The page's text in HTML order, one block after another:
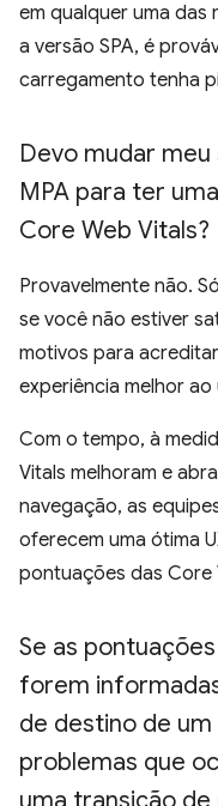
em qualquer uma das
a versão SPA, é
carregamento tenha
Devo mudar meu
MPA para ter
Core Web Vitals?
Provavelmente não.
se você não estiver
motivos para
experiência melhor ao
Com o tempo, à
Vitals melhoram e
navegação, as
oferecem uma ótima
pontuações das Core
Se as
forem
de destino de um
problemas que